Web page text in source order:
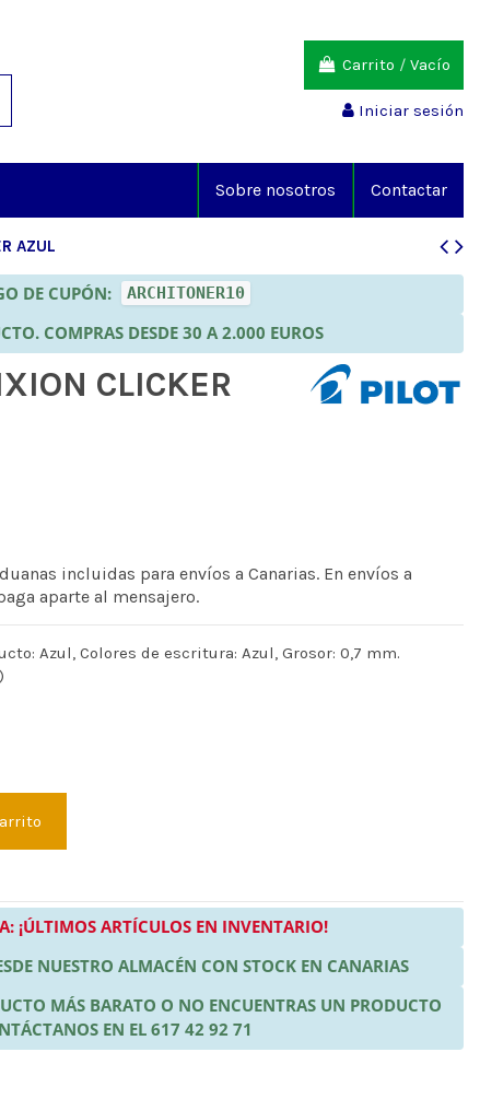
Carrito / Vacío
Iniciar sesión
Contactar
Sobre nosotros
AZUL
DE CUPÓN: ARCHITONER10
COMPRAS DESDE 30 A 2.000 EUROS
CLICKER
incluidas para envíos a Canarias. En envíos a
aparte al mensajero.
Azul, Colores de escritura: Azul, Grosor: 0,7 mm.
¡ÚLTIMOS ARTÍCULOS EN INVENTARIO!
NUESTRO ALMACÉN CON STOCK EN CANARIAS
MÁS BARATO O NO ENCUENTRAS UN PRODUCTO
EN EL 617 42 92 71